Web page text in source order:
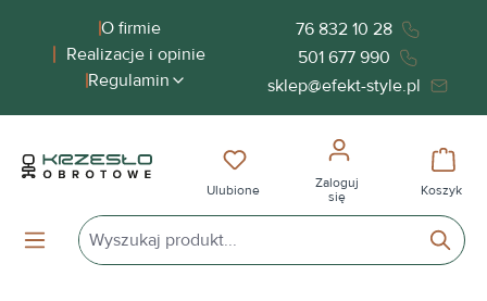
zawartościO firmie
Realizacje i opinie
Regulamin
76 832 10 28
501 677 990
sklep@efekt-style.pl
Masz 0 przedmioty na liście
Ulubione
Zaloguj
się
Koszyk